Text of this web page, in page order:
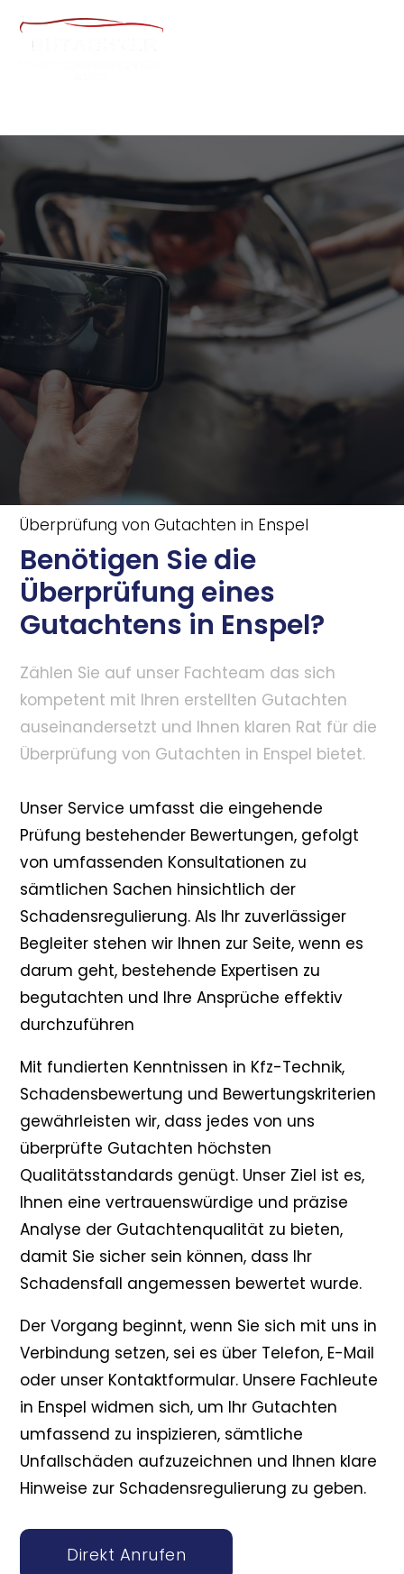
Überprüfung von Gutachten in Enspel
Benötigen Sie die
Überprüfung eines
Gutachtens in Enspel?
Zählen Sie auf unser Fachteam das sich
kompetent mit Ihren erstellten Gutachten
auseinandersetzt und Ihnen klaren Rat für die
Überprüfung von Gutachten in Enspel bietet.
Unser Service umfasst die eingehende
Prüfung bestehender Bewertungen, gefolgt
von umfassenden Konsultationen zu
sämtlichen Sachen hinsichtlich der
Schadensregulierung. Als Ihr zuverlässiger
Begleiter stehen wir Ihnen zur Seite, wenn es
darum geht, bestehende Expertisen zu
begutachten und Ihre Ansprüche effektiv
durchzuführen
Mit fundierten Kenntnissen in Kfz-Technik,
Schadensbewertung und Bewertungskriterien
gewährleisten wir, dass jedes von uns
überprüfte Gutachten höchsten
Qualitätsstandards genügt. Unser Ziel ist es,
Ihnen eine vertrauenswürdige und präzise
Analyse der Gutachtenqualität zu bieten,
damit Sie sicher sein können, dass Ihr
Schadensfall angemessen bewertet wurde.
Der Vorgang beginnt, wenn Sie sich mit uns in
Verbindung setzen, sei es über Telefon, E-Mail
oder unser Kontaktformular. Unsere Fachleute
in Enspel widmen sich, um Ihr Gutachten
umfassend zu inspizieren, sämtliche
Unfallschäden aufzuzeichnen und Ihnen klare
Hinweise zur Schadensregulierung zu geben.
Direkt Anrufen